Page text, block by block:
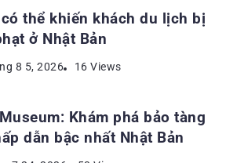
thể khiến khách du lịch bị
ở Nhật Bản
8 5, 2026 16 Views
DU LỊCH NHẬT BẢN
Khám phá bảo tàng
dẫn bậc nhất Nhật Bản